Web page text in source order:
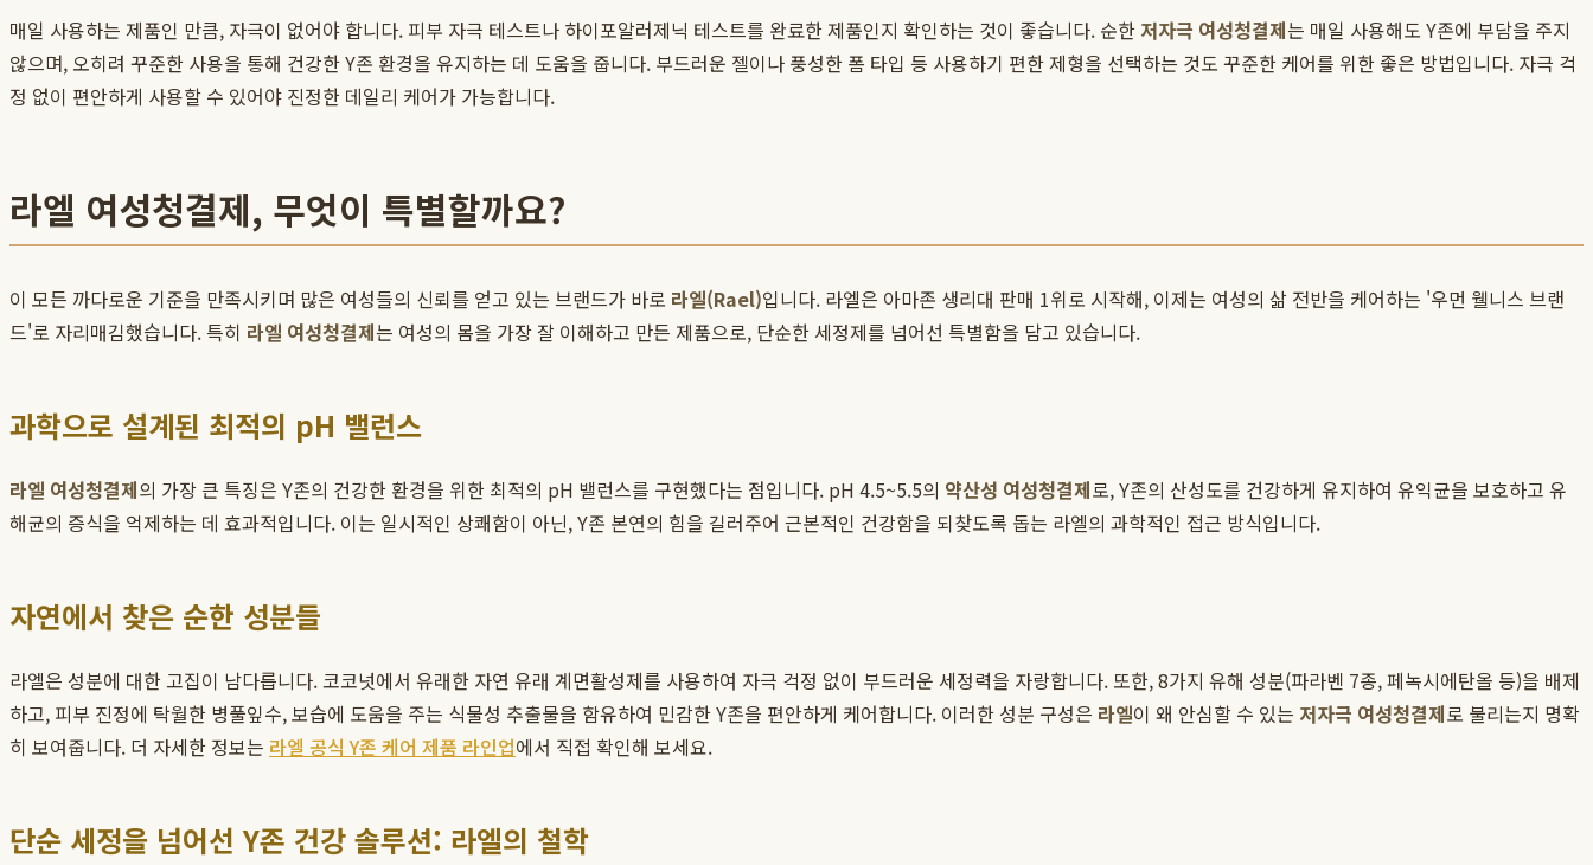
매일 사용하는 제품인 만큼, 자극이 없어야 합니다. 피부 자극 테스트나 하이포알러제닉 테스트를 완료한 제품인지 확인하는 것이 좋습니다. 순한 저자극 여성청결제는 매일 사용해도 Y존에 부담을 주지
않으며, 오히려 꾸준한 사용을 통해 건강한 Y존 환경을 유지하는 데 도움을 줍니다. 부드러운 젤이나 풍성한 폼 타입 등 사용하기 편한 제형을 선택하는 것도 꾸준한 케어를 위한 좋은 방법입니다. 자극 걱
정 없이 편안하게 사용할 수 있어야 진정한 데일리 케어가 가능합니다.
라엘 여성청결제, 무엇이 특별할까요?
이 모든 까다로운 기준을 만족시키며 많은 여성들의 신뢰를 얻고 있는 브랜드가 바로 라엘(Rael)입니다. 라엘은 아마존 생리대 판매 1위로 시작해, 이제는 여성의 삶 전반을 케어하는 '우먼 웰니스 브랜
드'로 자리매김했습니다. 특히 라엘 여성청결제는 여성의 몸을 가장 잘 이해하고 만든 제품으로, 단순한 세정제를 넘어선 특별함을 담고 있습니다.
과학으로 설계된 최적의 pH 밸런스
라엘 여성청결제의 가장 큰 특징은 Y존의 건강한 환경을 위한 최적의 pH 밸런스를 구현했다는 점입니다. pH 4.5~5.5의 약산성 여성청결제로, Y존의 산성도를 건강하게 유지하여 유익균을 보호하고 유
해균의 증식을 억제하는 데 효과적입니다. 이는 일시적인 상쾌함이 아닌, Y존 본연의 힘을 길러주어 근본적인 건강함을 되찾도록 돕는 라엘의 과학적인 접근 방식입니다.
자연에서 찾은 순한 성분들
라엘은 성분에 대한 고집이 남다릅니다. 코코넛에서 유래한 자연 유래 계면활성제를 사용하여 자극 걱정 없이 부드러운 세정력을 자랑합니다. 또한, 8가지 유해 성분(파라벤 7종, 페녹시에탄올 등)을 배제
하고, 피부 진정에 탁월한 병풀잎수, 보습에 도움을 주는 식물성 추출물을 함유하여 민감한 Y존을 편안하게 케어합니다. 이러한 성분 구성은 라엘이 왜 안심할 수 있는 저자극 여성청결제로 불리는지 명확
히 보여줍니다. 더 자세한 정보는 라엘 공식 Y존 케어 제품 라인업에서 직접 확인해 보세요.
단순 세정을 넘어선 Y존 건강 솔루션: 라엘의 철학